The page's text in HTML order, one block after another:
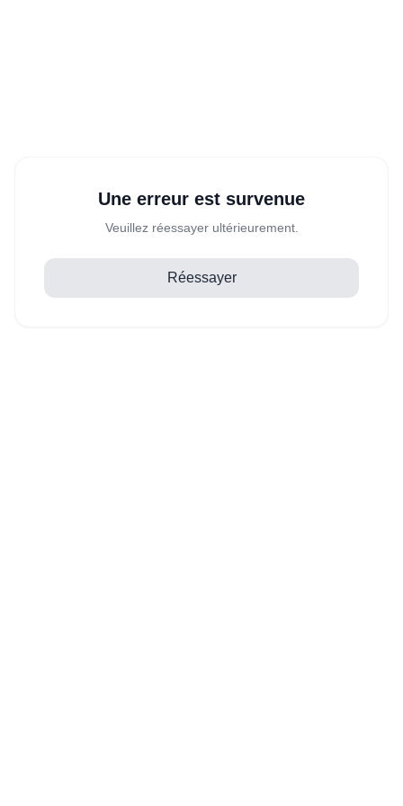
Une erreur est survenue
Veuillez réessayer ultérieurement.
Réessayer